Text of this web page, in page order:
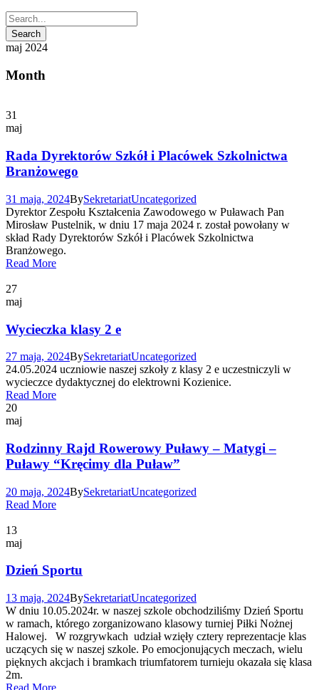
maj 2024
Month
31
maj
Rada Dyrektorów Szkół i Placówek Szkolnictwa
Branżowego
31 maja, 2024BySekretariatUncategorized
Dyrektor Zespołu Kształcenia Zawodowego w Puławach Pan
Mirosław Pustelnik, w dniu 17 maja 2024 r. został powołany w
skład Rady Dyrektorów Szkół i Placówek Szkolnictwa
Branżowego.
Read More
27
maj
Wycieczka klasy 2 e
27 maja, 2024BySekretariatUncategorized
24.05.2024 uczniowie naszej szkoły z klasy 2 e uczestniczyli w
wycieczce dydaktycznej do elektrowni Kozienice.
Read More
20
maj
Rodzinny Rajd Rowerowy Puławy – Matygi –
Puławy “Kręcimy dla Puław”
20 maja, 2024BySekretariatUncategorized
Read More
13
maj
Dzień Sportu
13 maja, 2024BySekretariatUncategorized
W dniu 10.05.2024r. w naszej szkole obchodziliśmy Dzień Sportu
w ramach, którego zorganizowano klasowy turniej Piłki Nożnej
Halowej. W rozgrywkach udział wzięły cztery reprezentacje klas
uczących się w naszej szkole. Po emocjonujących meczach, wielu
pięknych akcjach i bramkach triumfatorem turnieju okazała się klasa
2m.